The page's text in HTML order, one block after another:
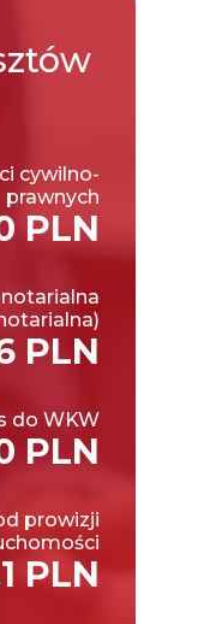
cywilno-
prawnych
PLN
PLN
do WKW
PLN
prowizji
PLN